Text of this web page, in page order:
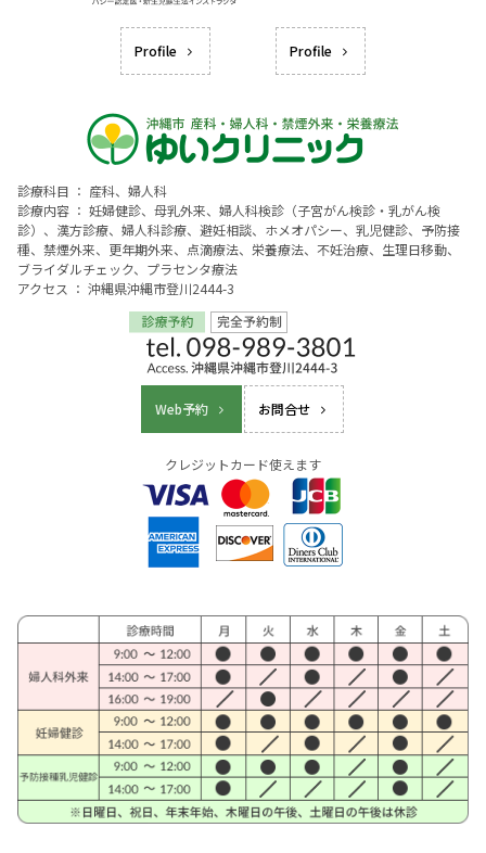
Profile Profile
診療科目 ： 産科、婦人科
診療内容 ： 妊婦健診、母乳外来、婦人科検診（子宮がん検診・乳がん検
診）、漢方診療、婦人科診療、避妊相談、ホメオパシー、乳児健診、予防接
種、禁煙外来、更年期外来、点滴療法、栄養療法、不妊治療、生理日移動、
ブライダルチェック、プラセンタ療法
アクセス ： 沖縄県沖縄市登川2444-3
Web予約 お問合せ
クレジットカード使えます